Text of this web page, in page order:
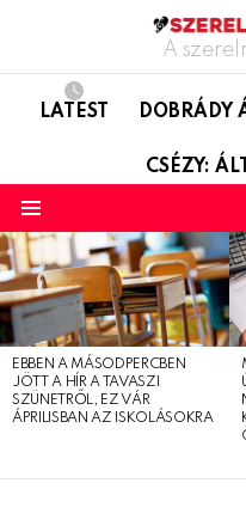
A
LATEST DOBRÁDY
CSÉZY:
LATEST
STORIES
EBBEN A MÁSODPERCBEN
JÖTT A HÍR A TAVASZI
SZÜNETRŐL, EZ VÁR
ÁPRILISBAN AZ ISKOLÁSOKRA